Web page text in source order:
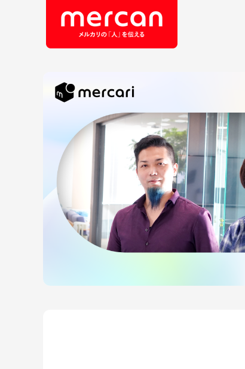
カテゴリーから探す会社・事業
鹿島アントラー
Ads
メルカリ
メルペイ
メルコイン